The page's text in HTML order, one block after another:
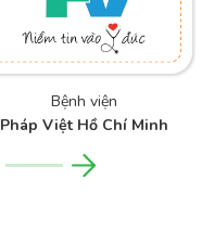
Bệnh viện
Pháp Việt Hồ Chí Minh